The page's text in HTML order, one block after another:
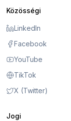
Közösségi
LinkedIn
Facebook
YouTube
TikTok
X (Twitter)
Jogi